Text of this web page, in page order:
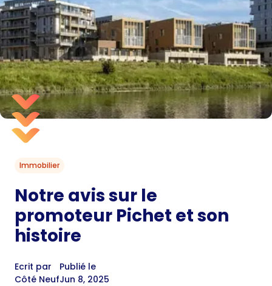
Immobilier
Notre avis sur le
promoteur Pichet et son
histoire
Ecrit par
Côté Neuf
Publié le
Jun 8, 2025